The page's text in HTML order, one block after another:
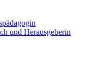
und Herausgeberin